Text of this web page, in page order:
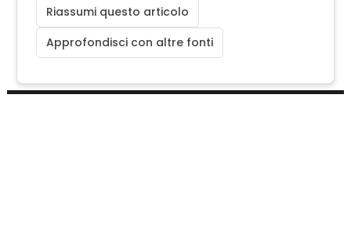
Riassumi questo articolo
Approfondisci con altre fonti